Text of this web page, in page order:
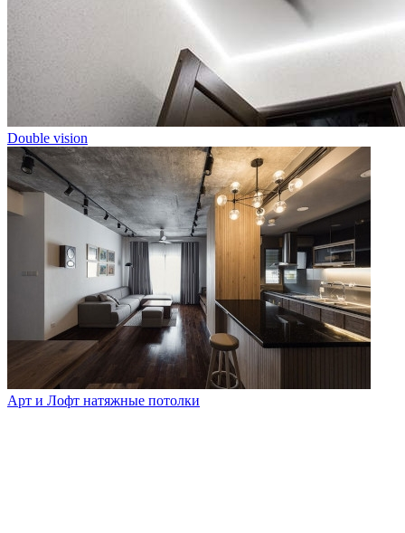
Double vision
Арт и Лофт натяжные потолки